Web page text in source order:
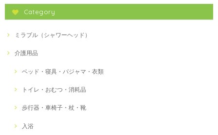
Category
ミラブル（シャワーヘッド）
介護用品
ベッド・寝具・パジャマ・衣類
トイレ・おむつ・消耗品
歩行器・車椅子・杖・靴
入浴